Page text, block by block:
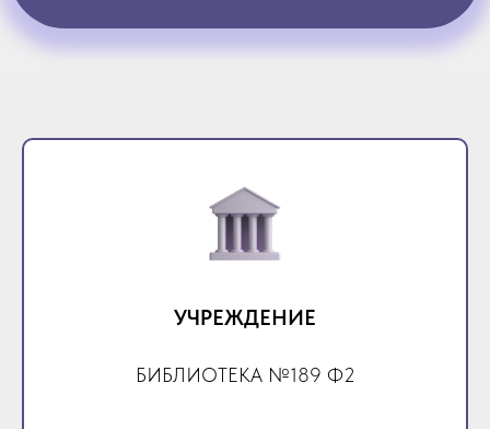
УЧРЕЖДЕНИЕ
БИБЛИОТЕКА №189 Ф2